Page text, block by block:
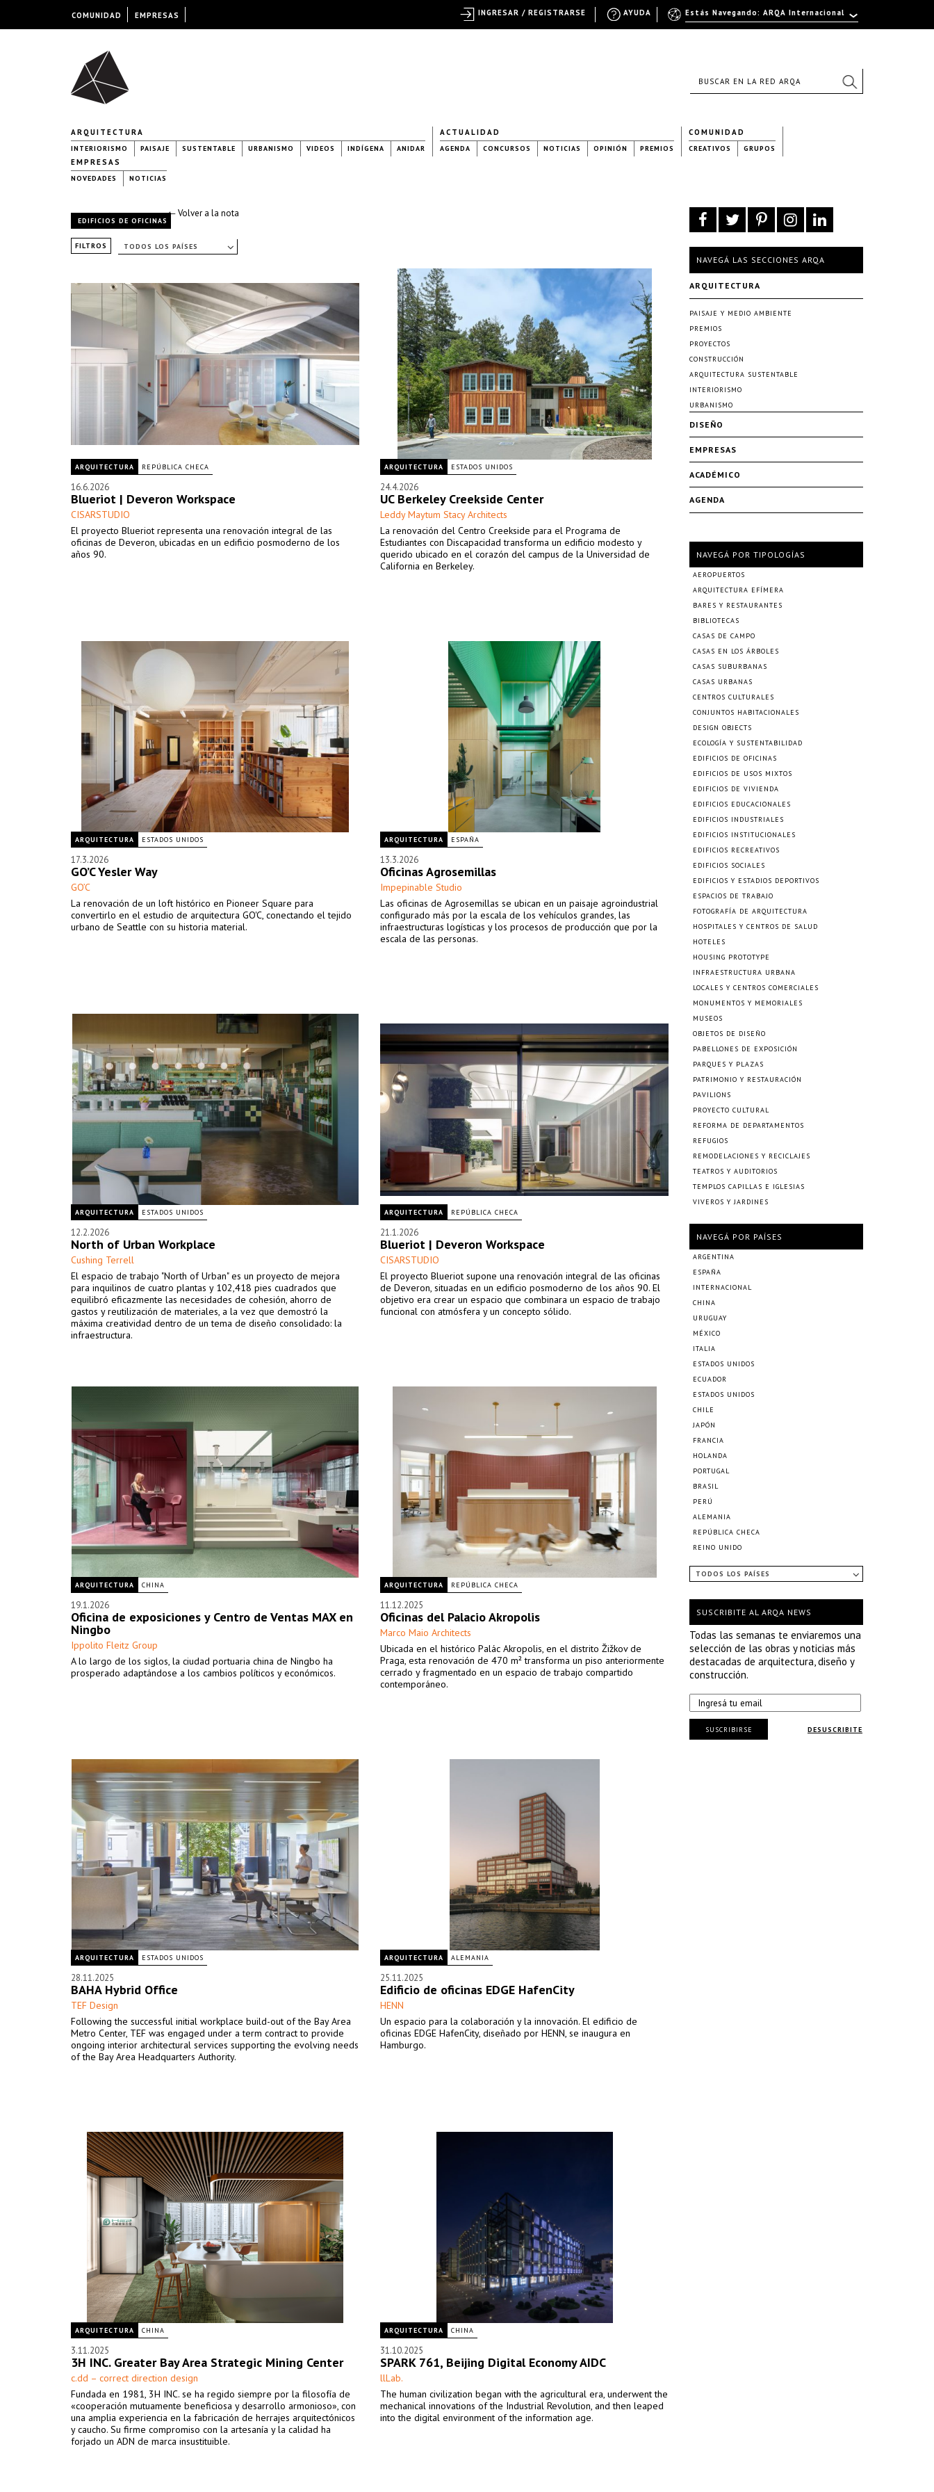
ARQUITECTURA
INTERIORISMO PAISAJE SUSTENTABLE URBANISMO VIDEOS INDÍGENA ANIDAR
ACTUALIDAD
AGENDA CONCURSOS NOTICIAS OPINIÓN PREMIOS
COMUNIDAD
CREATIVOS GRUPOS
EMPRESAS
NOVEDADES NOTICIAS
← Volver a la nota
EDIFICIOS DE OFICINAS
FILTROS TODOS LOS PAÍSES
ARQUITECTURA REPÚBLICA CHECA
16.6.2026
Blueriot | Deveron Workspace
CISARSTUDIO
El proyecto Blueriot representa una renovación integral de las
oficinas de Deveron, ubicadas en un edificio posmoderno de los
años 90.
ARQUITECTURA ESTADOS UNIDOS
24.4.2026
UC Berkeley Creekside Center
Leddy Maytum Stacy Architects
La renovación del Centro Creekside para el Programa de
Estudiantes con Discapacidad transforma un edificio modesto y
querido ubicado en el corazón del campus de la Universidad de
California en Berkeley.
ARQUITECTURA ESTADOS UNIDOS
17.3.2026
GO’C Yesler Way
GO’C
La renovación de un loft histórico en Pioneer Square para
convertirlo en el estudio de arquitectura GO'C, conectando el tejido
urbano de Seattle con su historia material.
ARQUITECTURA ESPAÑA
13.3.2026
Oficinas Agrosemillas
Impepinable Studio
Las oficinas de Agrosemillas se ubican en un paisaje agroindustrial
configurado más por la escala de los vehículos grandes, las
infraestructuras logísticas y los procesos de producción que por la
escala de las personas.
ARQUITECTURA ESTADOS UNIDOS
12.2.2026
North of Urban Workplace
Cushing Terrell
El espacio de trabajo "North of Urban" es un proyecto de mejora
para inquilinos de cuatro plantas y 102,418 pies cuadrados que
equilibró eficazmente las necesidades de cohesión, ahorro de
gastos y reutilización de materiales, a la vez que demostró la
máxima creatividad dentro de un tema de diseño consolidado: la
infraestructura.
ARQUITECTURA REPÚBLICA CHECA
21.1.2026
Blueriot | Deveron Workspace
CISARSTUDIO
El proyecto Blueriot supone una renovación integral de las oficinas
de Deveron, situadas en un edificio posmoderno de los años 90. El
objetivo era crear un espacio que combinara un espacio de trabajo
funcional con atmósfera y un concepto sólido.
ARQUITECTURA CHINA
19.1.2026
Oficina de exposiciones y Centro de Ventas MAX en
Ningbo
Ippolito Fleitz Group
A lo largo de los siglos, la ciudad portuaria china de Ningbo ha
prosperado adaptándose a los cambios políticos y económicos.
ARQUITECTURA REPÚBLICA CHECA
11.12.2025
Oficinas del Palacio Akropolis
Marco Maio Architects
Ubicada en el histórico Palác Akropolis, en el distrito Žižkov de
Praga, esta renovación de 470 m² transforma un piso anteriormente
cerrado y fragmentado en un espacio de trabajo compartido
contemporáneo.
ARQUITECTURA ESTADOS UNIDOS
28.11.2025
BAHA Hybrid Office
TEF Design
Following the successful initial workplace build-out of the Bay Area
Metro Center, TEF was engaged under a term contract to provide
ongoing interior architectural services supporting the evolving needs
of the Bay Area Headquarters Authority.
ARQUITECTURA ALEMANIA
25.11.2025
Edificio de oficinas EDGE HafenCity
HENN
Un espacio para la colaboración y la innovación. El edificio de
oficinas EDGE HafenCity, diseñado por HENN, se inaugura en
Hamburgo.
ARQUITECTURA CHINA
3.11.2025
3H INC. Greater Bay Area Strategic Mining Center
c.dd – correct direction design
Fundada en 1981, 3H INC. se ha regido siempre por la filosofía de
«cooperación mutuamente beneficiosa y desarrollo armonioso», con
una amplia experiencia en la fabricación de herrajes arquitectónicos
y caucho. Su firme compromiso con la artesanía y la calidad ha
forjado un ADN de marca insustituible.
ARQUITECTURA CHINA
31.10.2025
SPARK 761, Beijing Digital Economy AIDC
llLab.
The human civilization began with the agricultural era, underwent the
mechanical innovations of the Industrial Revolution, and then leaped
into the digital environment of the information age.
NAVEGÁ LAS SECCIONES ARQA
ARQUITECTURA
PAISAJE Y MEDIO AMBIENTE
PREMIOS
PROYECTOS
CONSTRUCCIÓN
ARQUITECTURA SUSTENTABLE
INTERIORISMO
URBANISMO
DISEÑO
EMPRESAS
ACADÉMICO
AGENDA
NAVEGÁ POR TIPOLOGÍAS
AEROPUERTOS
ARQUITECTURA EFÍMERA
BARES Y RESTAURANTES
BIBLIOTECAS
CASAS DE CAMPO
CASAS EN LOS ÁRBOLES
CASAS SUBURBANAS
CASAS URBANAS
CENTROS CULTURALES
CONJUNTOS HABITACIONALES
DESIGN OBJECTS
ECOLOGÍA Y SUSTENTABILIDAD
EDIFICIOS DE OFICINAS
EDIFICIOS DE USOS MIXTOS
EDIFICIOS DE VIVIENDA
EDIFICIOS EDUCACIONALES
EDIFICIOS INDUSTRIALES
EDIFICIOS INSTITUCIONALES
EDIFICIOS RECREATIVOS
EDIFICIOS SOCIALES
EDIFICIOS Y ESTADIOS DEPORTIVOS
ESPACIOS DE TRABAJO
FOTOGRAFÍA DE ARQUITECTURA
HOSPITALES Y CENTROS DE SALUD
HOTELES
HOUSING PROTOTYPE
INFRAESTRUCTURA URBANA
LOCALES Y CENTROS COMERCIALES
MONUMENTOS Y MEMORIALES
MUSEOS
OBJETOS DE DISEÑO
PABELLONES DE EXPOSICIÓN
PARQUES Y PLAZAS
PATRIMONIO Y RESTAURACIÓN
PAVILIONS
PROYECTO CULTURAL
REFORMA DE DEPARTAMENTOS
REFUGIOS
REMODELACIONES Y RECICLAJES
TEATROS Y AUDITORIOS
TEMPLOS CAPILLAS E IGLESIAS
VIVEROS Y JARDINES
NAVEGÁ POR PAÍSES
ARGENTINA
ESPAÑA
INTERNACIONAL
CHINA
URUGUAY
MÉXICO
ITALIA
ESTADOS UNIDOS
ECUADOR
ESTADOS UNIDOS
CHILE
JAPÓN
FRANCIA
HOLANDA
PORTUGAL
BRASIL
PERÚ
ALEMANIA
REPÚBLICA CHECA
REINO UNIDO
TODOS LOS PAÍSES
SUSCRIBITE AL ARQA NEWS
Todas las semanas te enviaremos una
selección de las obras y noticias más
destacadas de arquitectura, diseño y
construcción.
DESUSCRIBITE
SUSCRIBIRSE
COMUNIDAD EMPRESAS Estás Navegando: ARQA Internacional
AYUDA
INGRESAR / REGISTRARSE